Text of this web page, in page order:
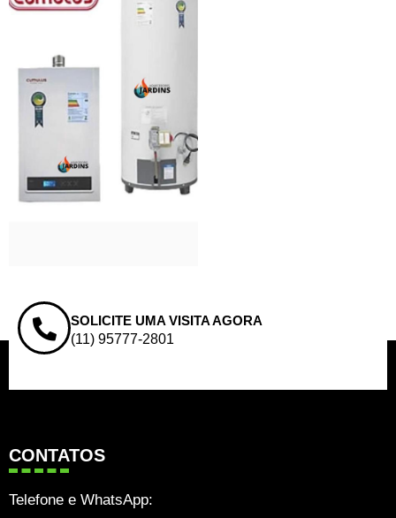
SOLICITE UMA VISITA AGORA
(11) 95777-2801
CONTATOS
Telefone e WhatsApp: